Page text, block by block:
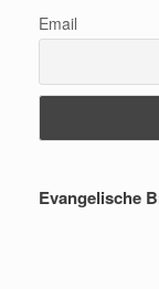
Email
Evangelische